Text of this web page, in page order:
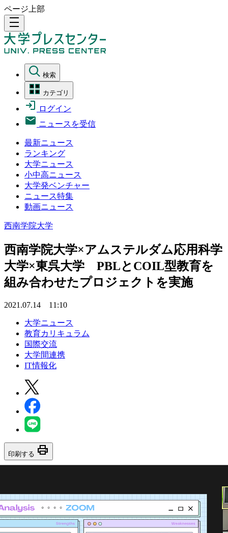
ページ上部
density_medium
検索
カテゴリ
ログイン
ニュースを受信
最新ニュース
ランキング
大学ニュース
小中高ニュース
大学発ベンチャー
ニュース特集
動画ニュース
西南学院大学
西南学院大学×アムステルダム応用科学
大学×東呉大学 PBLとCOIL型教育を
組み合わせたプロジェクトを実施
2021.07.14 11:10
大学ニュース
教育カリキュラム
国際交流
大学間連携
IT情報化
印刷する print